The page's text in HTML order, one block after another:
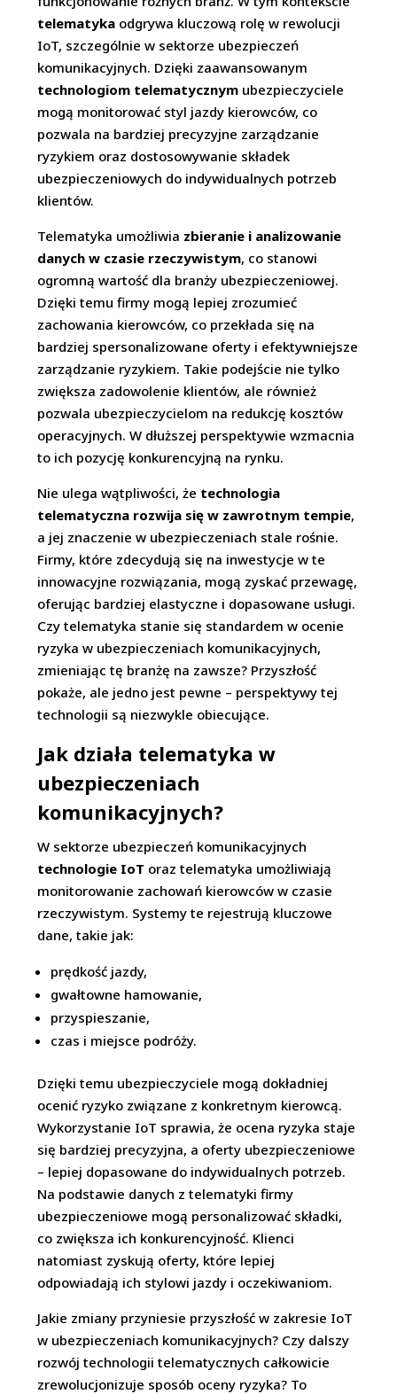
telematyka odgrywa kluczową rolę w rewolucji
IoT, szczególnie w sektorze ubezpieczeń
komunikacyjnych. Dzięki zaawansowanym
technologiom telematycznym ubezpieczyciele
mogą monitorować styl jazdy kierowców, co
pozwala na bardziej precyzyjne zarządzanie
ryzykiem oraz dostosowywanie składek
ubezpieczeniowych do indywidualnych potrzeb
klientów.
Telematyka umożliwia zbieranie i analizowanie
danych w czasie rzeczywistym, co stanowi
ogromną wartość dla branży ubezpieczeniowej.
Dzięki temu firmy mogą lepiej zrozumieć
zachowania kierowców, co przekłada się na
bardziej spersonalizowane oferty i efektywniejsze
zarządzanie ryzykiem. Takie podejście nie tylko
zwiększa zadowolenie klientów, ale również
pozwala ubezpieczycielom na redukcję kosztów
operacyjnych. W dłuższej perspektywie wzmacnia
to ich pozycję konkurencyjną na rynku.
Nie ulega wątpliwości, że technologia
telematyczna rozwija się w zawrotnym tempie,
a jej znaczenie w ubezpieczeniach stale rośnie.
Firmy, które zdecydują się na inwestycje w te
innowacyjne rozwiązania, mogą zyskać przewagę,
oferując bardziej elastyczne i dopasowane usługi.
Czy telematyka stanie się standardem w ocenie
ryzyka w ubezpieczeniach komunikacyjnych,
zmieniając tę branżę na zawsze? Przyszłość
pokaże, ale jedno jest pewne – perspektywy tej
technologii są niezwykle obiecujące.
Jak działa telematyka w
ubezpieczeniach
komunikacyjnych?
W sektorze ubezpieczeń komunikacyjnych
technologie IoT oraz telematyka umożliwiają
monitorowanie zachowań kierowców w czasie
rzeczywistym. Systemy te rejestrują kluczowe
dane, takie jak:
prędkość jazdy,
gwałtowne hamowanie,
przyspieszanie,
czas i miejsce podróży.
Dzięki temu ubezpieczyciele mogą dokładniej
ocenić ryzyko związane z konkretnym kierowcą.
Wykorzystanie IoT sprawia, że ocena ryzyka staje
się bardziej precyzyjna, a oferty ubezpieczeniowe
– lepiej dopasowane do indywidualnych potrzeb.
Na podstawie danych z telematyki firmy
ubezpieczeniowe mogą personalizować składki,
co zwiększa ich konkurencyjność. Klienci
natomiast zyskują oferty, które lepiej
odpowiadają ich stylowi jazdy i oczekiwaniom.
Jakie zmiany przyniesie przyszłość w zakresie IoT
w ubezpieczeniach komunikacyjnych? Czy dalszy
rozwój technologii telematycznych całkowicie
zrewolucjonizuje sposób oceny ryzyka? To